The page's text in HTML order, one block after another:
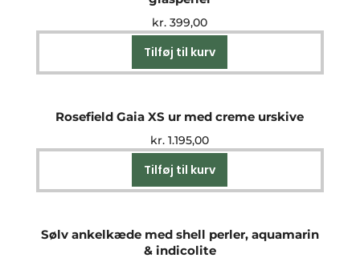
kr. 399,00
Tilføj til kurv
Rosefield Gaia XS ur med creme urskive
kr. 1.195,00
Tilføj til kurv
Sølv ankelkæde med shell perler, aquamarin
& indicolite